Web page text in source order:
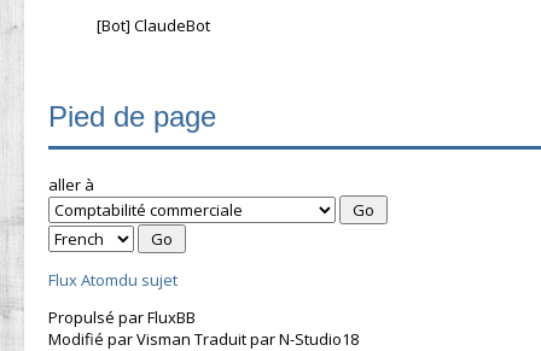
[Bot] ClaudeBot
Pied de page
aller à
Flux Atomdu sujet
Propulsé par FluxBB
Modifié par Visman Traduit par N-Studio18